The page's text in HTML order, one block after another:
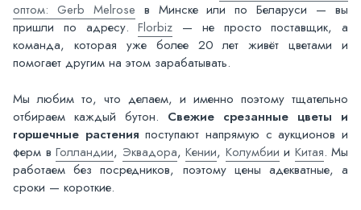
оптом: Gerb Melrose в Минске или по Беларуси — вы
пришли по адресу.Florbiz — не просто поставщик, а
команда, которая уже более 20 лет живёт цветами и
помогает другим на этом зарабатывать.
Мы любим то, что делаем, и именно поэтому тщательно
отбираем каждый бутон. Свежие срезанные цветы и
горшечные растения поступают напрямую с аукционов и
ферм в Голландии, Эквадора, Кении, Колумбии и Китая. Мы
работаем без посредников, поэтому цены адекватные, а
сроки — короткие.